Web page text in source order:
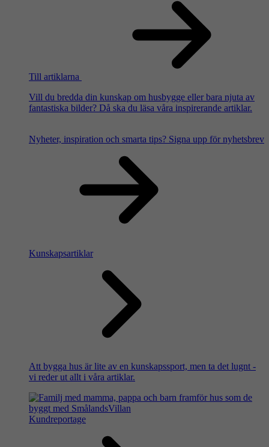
Till artiklarna
Vill du bredda din kunskap om husbygge eller bara njuta av
fantastiska bilder? Då ska du läsa våra inspirerande artiklar.
Nyheter, inspiration och smarta tips? Signa upp för nyhetsbrev
Kunskapsartiklar
Att bygga hus är lite av en kunskapssport, men ta det lugnt -
vi reder ut allt i våra artiklar.
Kundreportage